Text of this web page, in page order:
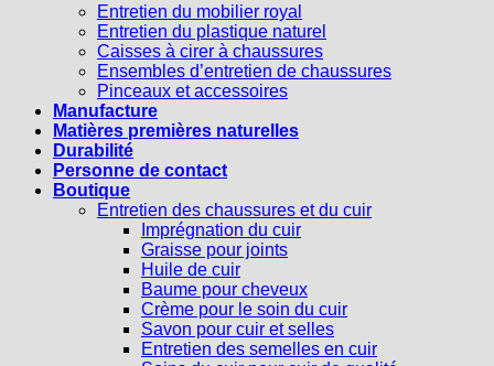
Entretien du mobilier royal
Entretien du plastique naturel
Caisses à cirer à chaussures
Ensembles d’entretien de chaussures
Pinceaux et accessoires
Manufacture
Matières premières naturelles
Durabilité
Personne de contact
Boutique
Entretien des chaussures et du cuir
Imprégnation du cuir
Graisse pour joints
Huile de cuir
Baume pour cheveux
Crème pour le soin du cuir
Savon pour cuir et selles
Entretien des semelles en cuir